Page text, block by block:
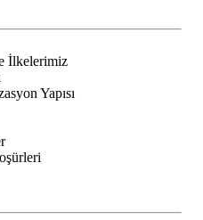
İlkelerimiz
Yapısı